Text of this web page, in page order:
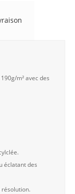
m² avec des
éclatant des
résolution.